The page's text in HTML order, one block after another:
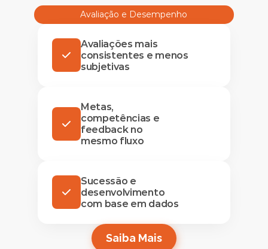
Avaliação e Desempenho
Avaliações mais
consistentes e menos
subjetivas
Metas,
competências e
feedback no
mesmo fluxo
Sucessão e
desenvolvimento
com base em dados
Saiba Mais